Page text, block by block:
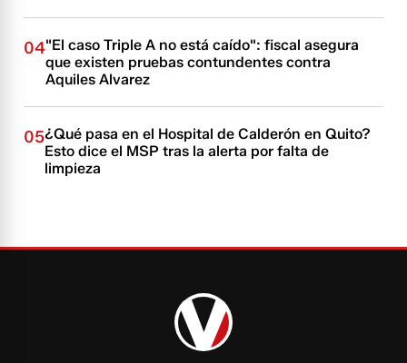
04"El caso Triple A no está caído": fiscal asegura
que existen pruebas contundentes contra
Aquiles Alvarez
05¿Qué pasa en el Hospital de Calderón en Quito?
Esto dice el MSP tras la alerta por falta de
limpieza